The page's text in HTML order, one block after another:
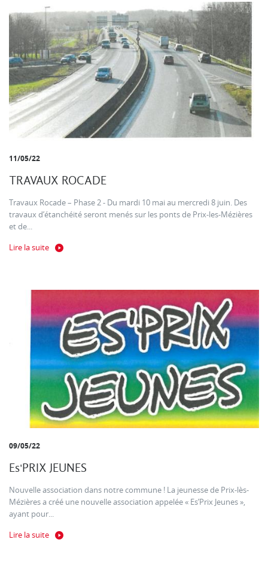
11/05/22
TRAVAUX ROCADE
Travaux Rocade – Phase 2 - Du mardi 10 mai au mercredi 8 juin. Des
travaux d’étanchéité seront menés sur les ponts de Prix-les-Mézières
et de...
Lire la suite
09/05/22
Es'PRIX JEUNES
Nouvelle association dans notre commune ! La jeunesse de Prix-lès-
Mézières a créé une nouvelle association appelée « Es’Prix Jeunes »,
ayant pour...
Lire la suite